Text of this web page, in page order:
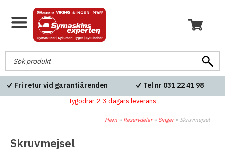
Fri retur vid garantiärenden Tel nr 031 22 41 98
Tygodrar 2-3 dagars leverans
Hem » Reservdelar» Singer» Skruvmejsel
Skruvmejsel